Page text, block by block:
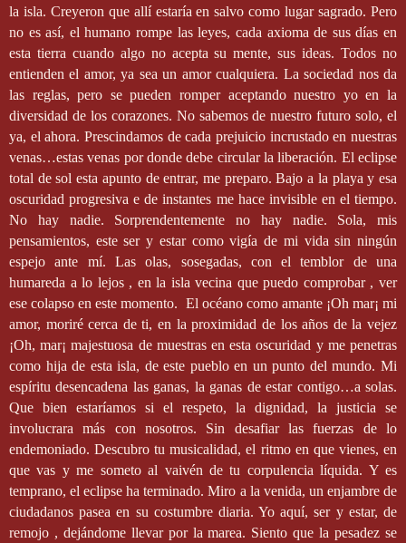
la isla. Creyeron que allí estaría en salvo como lugar sagrado. Pero
no es así, el humano rompe las leyes, cada axioma de sus días en
esta tierra cuando algo no acepta su mente, sus ideas. Todos no
entienden el amor, ya sea un amor cualquiera. La sociedad nos da
las reglas, pero se pueden romper aceptando nuestro yo en la
diversidad de los corazones. No sabemos de nuestro futuro solo, el
ya, el ahora. Prescindamos de cada prejuicio incrustado en nuestras
venas…estas venas por donde debe circular la liberación. El eclipse
total de sol esta apunto de entrar, me preparo. Bajo a la playa y esa
oscuridad progresiva e de instantes me hace invisible en el tiempo.
No hay nadie. Sorprendentemente no hay nadie. Sola, mis
pensamientos, este ser y estar como vigía de mi vida sin ningún
espejo ante mí. Las olas, sosegadas, con el temblor de una
humareda a lo lejos , en la isla vecina que puedo comprobar , ver
ese colapso en este momento. El océano como amante ¡Oh mar¡ mi
amor, moriré cerca de ti, en la proximidad de los años de la vejez
¡Oh, mar¡ majestuosa de muestras en esta oscuridad y me penetras
como hija de esta isla, de este pueblo en un punto del mundo. Mi
espíritu desencadena las ganas, la ganas de estar contigo…a solas.
Que bien estaríamos si el respeto, la dignidad, la justicia se
involucrara más con nosotros. Sin desafiar las fuerzas de lo
endemoniado. Descubro tu musicalidad, el ritmo en que vienes, en
que vas y me someto al vaivén de tu corpulencia líquida. Y es
temprano, el eclipse ha terminado. Miro a la venida, un enjambre de
ciudadanos pasea en su costumbre diaria. Yo aquí, ser y estar, de
remojo , dejándome llevar por la marea. Siento que la pesadez se